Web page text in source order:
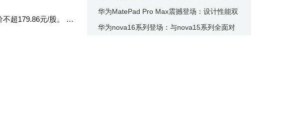
超179.86元/股。 北
护公司价值及股东权益
华为MatePad Pro Max震撼登场：设计性能双
飞跃，5999元起开启新篇章
华为nova16系列登场：与nova15系列全面对